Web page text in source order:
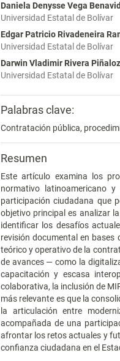
Daniela Denysse Vega
Universidad Estatal de Bolívar
Edgar Patricio Rivadeneira
Universidad Estatal de Bolívar
Darwin Vladimir Rivera
Universidad Estatal de Bolívar
Palabras clave:
Contratación pública,
Resumen
Este artículo examina los
normativo latinoamericano
participación ciudadana que
objetivo principal es analizar
identificar los desafíos
revisión documental en
teórico y operativo de la
de avances — como la
capacitación y escasa
colaborativa, la inclusión de
más relevante es que la
la articulación entre
acompañada de una
afrontar los retos actuales y
confianza ciudadana en el